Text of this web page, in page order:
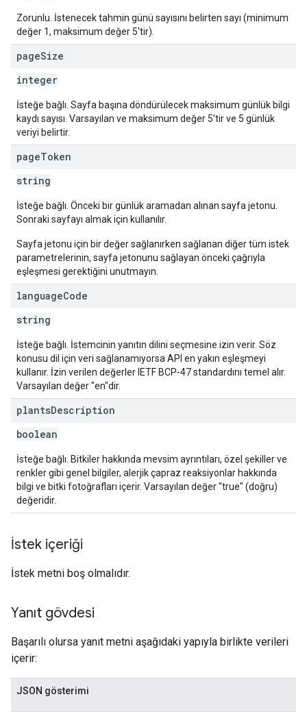
Zorunlu. İstenecek tahmin günü sayısını belirten sayı (minimum
değer 1, maksimum değer 5'tir).
pageSize
integer
İsteğe bağlı. Sayfa başına döndürülecek maksimum günlük bilgi
kaydı sayısı. Varsayılan ve maksimum değer 5'tir ve 5 günlük
veriyi belirtir.
pageToken
string
İsteğe bağlı. Önceki bir günlük aramadan alınan sayfa jetonu.
Sonraki sayfayı almak için kullanılır.
Sayfa jetonu için bir değer sağlanırken sağlanan diğer tüm istek
parametrelerinin, sayfa jetonunu sağlayan önceki çağrıyla
eşleşmesi gerektiğini unutmayın.
languageCode
string
İsteğe bağlı. İstemcinin yanıtın dilini seçmesine izin verir. Söz
konusu dil için veri sağlanamıyorsa API en yakın eşleşmeyi
kullanır. İzin verilen değerler IETF BCP-47 standardını temel alır.
Varsayılan değer "en"dir.
plantsDescription
boolean
İsteğe bağlı. Bitkiler hakkında mevsim ayrıntıları, özel şekiller ve
renkler gibi genel bilgiler, alerjik çapraz reaksiyonlar hakkında
bilgi ve bitki fotoğrafları içerir. Varsayılan değer "true" (doğru)
değeridir.
İstek içeriği
İstek metni boş olmalıdır.
Yanıt gövdesi
Başarılı olursa yanıt metni aşağıdaki yapıyla birlikte verileri
içerir:
JSON gösterimi